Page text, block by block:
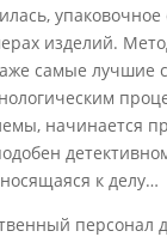
изделий.
самые лучшие
начинается
к делу…
персонал